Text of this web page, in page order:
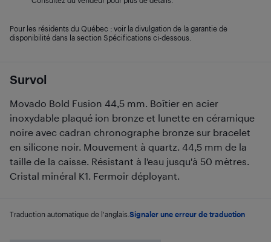
Survol
Movado Bold Fusion 44,5 mm. Boîtier en acier
inoxydable plaqué ion bronze et lunette en céramique
noire avec cadran chronographe bronze sur bracelet
en silicone noir. Mouvement à quartz. 44,5 mm de la
taille de la caisse. Résistant à l'eau jusqu'à 50 mètres.
Cristal minéral K1. Fermoir déployant.
Traduction automatique de l'anglais. Signaler une erreur de traduction
Pour les résidents du Québec : voir la divulgation de la garantie de
disponibilité dans la section Spécifications ci-dessous.